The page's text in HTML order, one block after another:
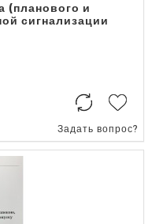
(планового и
сигнализации
Задать вопрос?